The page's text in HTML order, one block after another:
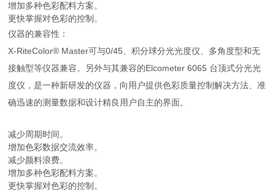
增加多种色彩配料方案。
更快掌握对色彩的控制。
仪器的兼容性：
X-RiteColor® Master可与0/45、积分球分光光度仪、多角度型和无
接触型等仪器兼容。另外与其兼容的Elcometer 6065 台顶式分光光
度仪，是一种新研发的仪器，向用户提供色彩质量控制解决方法、准
确迅速的测量数据和设计精良用户自主的界面。
减少周期时间。
增加色彩数据交流效率。
减少颜料浪费。
增加多种色彩配料方案。
更快掌握对色彩的控制。